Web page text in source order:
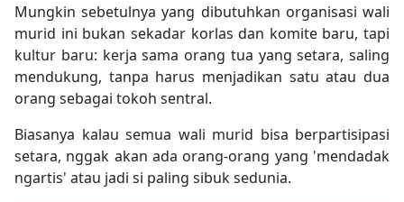
Mungkin sebetulnya yang dibutuhkan organisasi wali
murid ini bukan sekadar korlas dan komite baru, tapi
kultur baru: kerja sama orang tua yang setara, saling
mendukung, tanpa harus menjadikan satu atau dua
orang sebagai tokoh sentral.
Biasanya kalau semua wali murid bisa berpartisipasi
setara, nggak akan ada orang-orang yang 'mendadak
ngartis' atau jadi si paling sibuk sedunia.